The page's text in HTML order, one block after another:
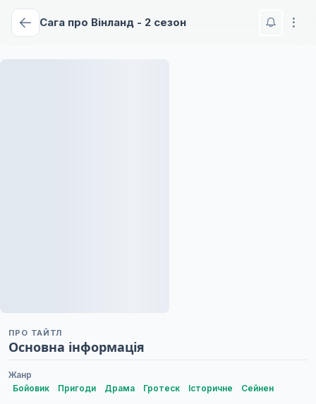
Сага про Вінланд - 2 сезон
ПРО ТАЙТЛ
Основна інформація
Жанр
Бойовик
Пригоди Драма Гротеск Історичне Сейнен